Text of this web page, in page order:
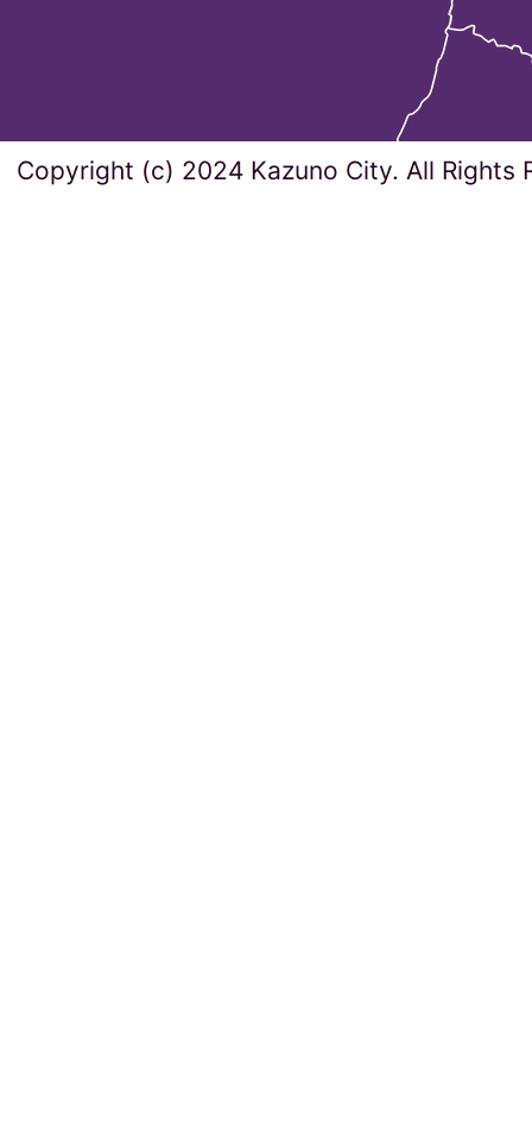
Copyright (c) 2024 Kazuno City. All Rights